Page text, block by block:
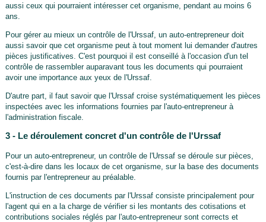
aussi ceux qui pourraient intéresser cet organisme, pendant au moins 6
ans.
Pour gérer au mieux un contrôle de l'Urssaf, un auto-entrepreneur doit
aussi savoir que cet organisme peut à tout moment lui demander d'autres
pièces justificatives. C'est pourquoi il est conseillé à l'occasion d'un tel
contrôle de rassembler auparavant tous les documents qui pourraient
avoir une importance aux yeux de l'Urssaf.
D'autre part, il faut savoir que l'Urssaf croise systématiquement les pièces
inspectées avec les informations fournies par l'auto-entrepreneur à
l'administration fiscale.
3 - Le déroulement concret d'un contrôle de l'Urssaf
Pour un auto-entrepreneur, un contrôle de l'Urssaf se déroule sur pièces,
c'est-à-dire dans les locaux de cet organisme, sur la base des documents
fournis par l'entrepreneur au préalable.
L'instruction de ces documents par l'Urssaf consiste principalement pour
l'agent qui en a la charge de vérifier si les montants des cotisations et
contributions sociales réglés par l'auto-entrepreneur sont corrects et